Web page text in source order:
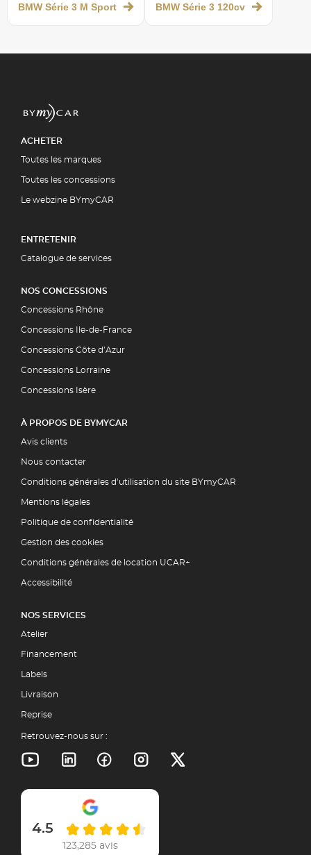
BMW Série 3 M Sport BMW Série 3 120cv
ACHETER
Toutes les marques
Toutes les concessions
Le webzine BYmyCAR
ENTRETENIR
Catalogue de services
NOS CONCESSIONS
Concessions Rhône
Concessions Ile-de-France
Concessions Côte d’Azur
Concessions Lorraine
Concessions Isère
À PROPOS DE BYMYCAR
Avis clients
Nous contacter
Conditions générales d’utilisation du site BYmyCAR
Mentions légales
Politique de confidentialité
Gestion des cookies
Conditions générales de location UCAR+
Accessibilité
NOS SERVICES
Atelier
Financement
Labels
Livraison
Reprise
Retrouvez-nous sur :
4.5
123,285 avis